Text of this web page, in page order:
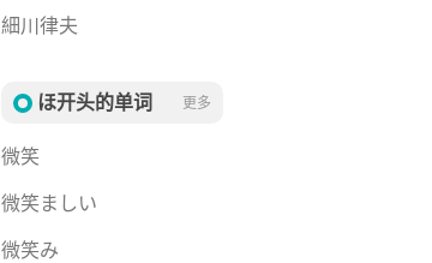
細川律夫
ほ开头的单词 更多
微笑
微笑ましい
微笑み